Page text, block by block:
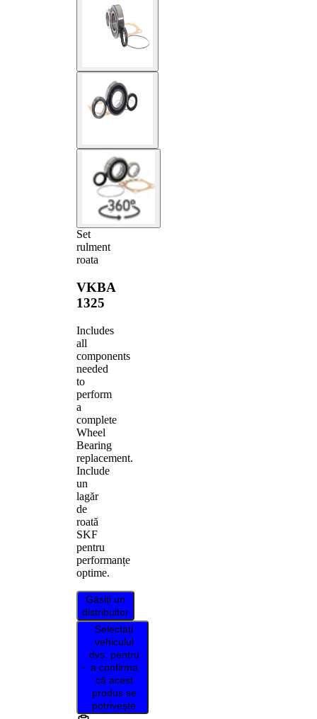
Set
rulment
roata
VKBA
1325
Includes
all
components
needed
to
perform
a
complete
Wheel
Bearing
replacement.
Include
un
lagăr
de
roată
SKF
pentru
performanțe
optime.
Găsiți un
distribuitor
Selectați
vehiculul
dvs. pentru
a confirma
că acest
produs se
potrivește